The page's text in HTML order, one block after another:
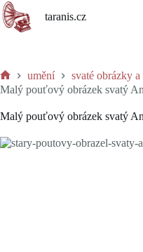
Skip
to
content
taranis.cz
Home
umění
svaté obrázky a
Malý pouťový obrázek svatý
Malý pouťový obrázek svatý